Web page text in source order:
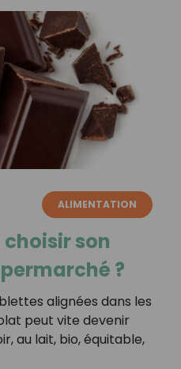
ALIMENTATION
son
?
alignées dans les
peut vite devenir
au lait, bio, équitable,